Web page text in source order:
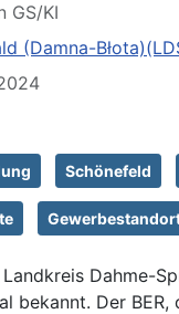
GS/KI
(Damna-
Schönefeld
Dahme-
bekannt. Der